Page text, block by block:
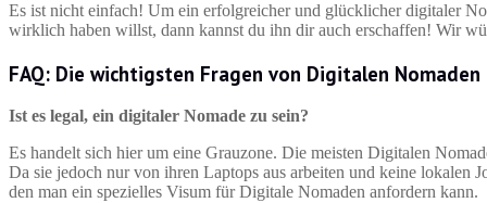
Es ist nicht einfach! Um ein erfolgreicher und glücklicher digitaler
wirklich haben willst, dann kannst du ihn dir auch erschaffen! Wir
FAQ: Die wichtigsten Fragen von Digitalen Nomaden
Ist es legal, ein digitaler Nomade zu sein?
Es handelt sich hier um eine Grauzone. Die meisten Digitalen
Da sie jedoch nur von ihren Laptops aus arbeiten und keine lokalen
den man ein spezielles Visum für Digitale Nomaden anfordern kann.